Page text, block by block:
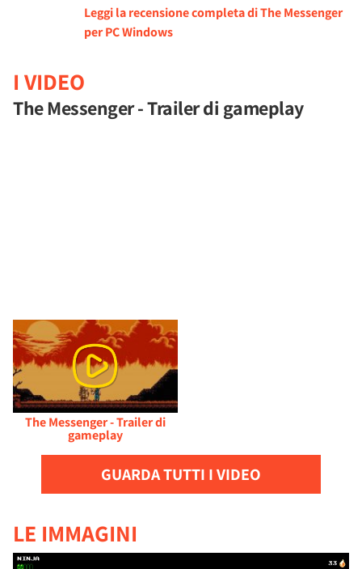
Leggi la recensione completa di The Messenger
per PC Windows
I VIDEO
The Messenger - Trailer di gameplay
The Messenger - Trailer di
gameplay
GUARDA TUTTI I VIDEO
LE IMMAGINI